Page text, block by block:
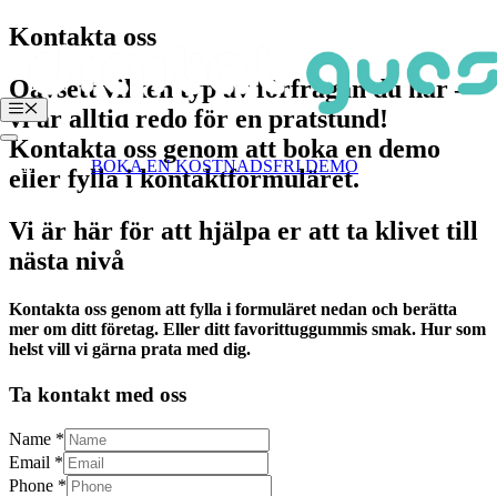
Hoppa
till
Meny
Login BOKA EN KOSTNADSFRI DEMO
Kontakta oss
Oavsett vilken typ av förfrågan du har –
vi är alltid redo för en pratstund!
Kontakta oss genom att boka en demo
eller fylla i kontaktformuläret.
Vi är här för att hjälpa er att ta klivet till
nästa nivå
Kontakta oss genom att fylla i formuläret nedan och berätta
mer om ditt företag. Eller ditt favorittuggummis smak. Hur som
helst vill vi gärna prata med dig.
Ta kontakt med oss
Name *
Email *
Phone *